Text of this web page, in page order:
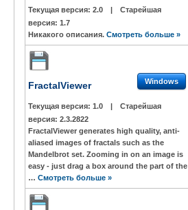
Текущая версия: 2.0 |
Старейшая
версия: 1.7
Никакого описания. Смотреть больше »
FractalViewer Windows
Текущая версия: 1.0 |
Старейшая
версия: 2.3.2822
FractalViewer generates high quality, anti-
aliased images of fractals such as the
Mandelbrot set. Zooming in on an image is
easy - just drag a box around the part of the
… Смотреть больше »